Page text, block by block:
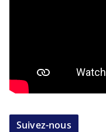
Suivez-nous